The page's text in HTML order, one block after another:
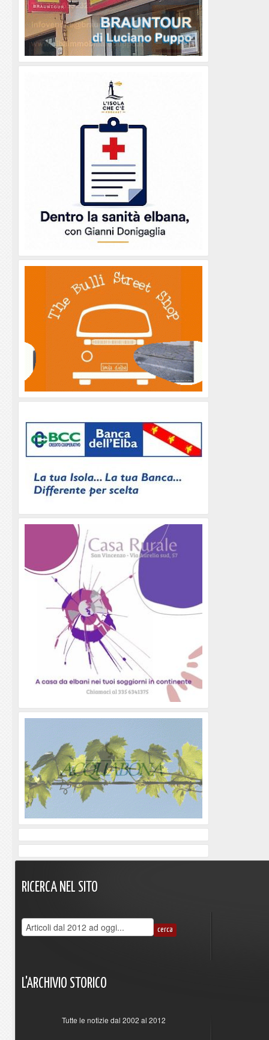
RICERCA NEL SITO
L'ARCHIVIO STORICO
Tutte le notizie dal 2002 al 2012